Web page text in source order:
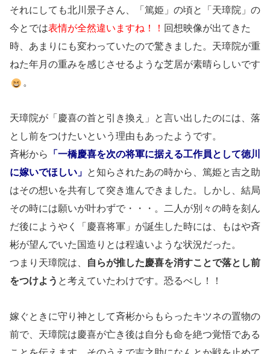
それにしても北川景子さん、「篤姫」の頃と「天璋院」の
今とでは表情が全然違いますね！！ 回想映像が出てきた
時、あまりにも変わっていたので驚きました。天璋院が重
ねた年月の重みを感じさせるような芝居が素晴らしいです
。
天璋院が「慶喜の首と引き換え」と言い出したのには、落
とし前をつけたいという理由もあったようです。
斉彬から
「一橋慶喜を次の将軍に据える工作員として徳川
に嫁いでほしい」 と知らされたあの時から、篤姫と吉之助
はその想いを共有して突き進んできました。しかし、結局
その時には願いが叶わずで・・・。二人が別々の時を刻ん
だ後にようやく「慶喜将軍」が誕生した時には、もはや斉
彬が望んでいた国造りとは程遠いような状況だった。
つまり天璋院は、
自らが推した慶喜を消すことで落とし前
をつけよう と考えていたわけです。恐るべし！！
嫁ぐときに守り神として斉彬からもらったキツネの置物の
前で、天璋院は慶喜が亡き後は自分も命を絶つ覚悟である